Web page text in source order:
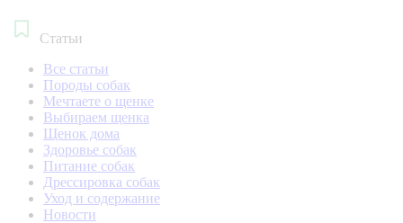
Статьи
Все статьи
Породы собак
Мечтаете о щенке
Выбираем щенка
Щенок дома
Здоровье собак
Питание собак
Дрессировка собак
Уход и содержание
Новости